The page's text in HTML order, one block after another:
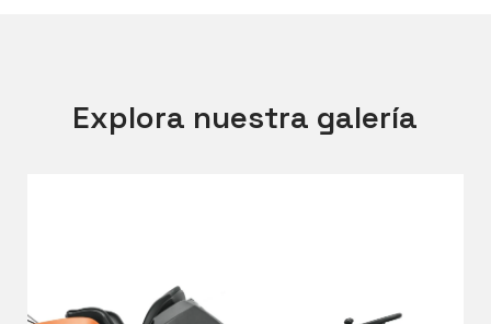
Explora nuestra galería